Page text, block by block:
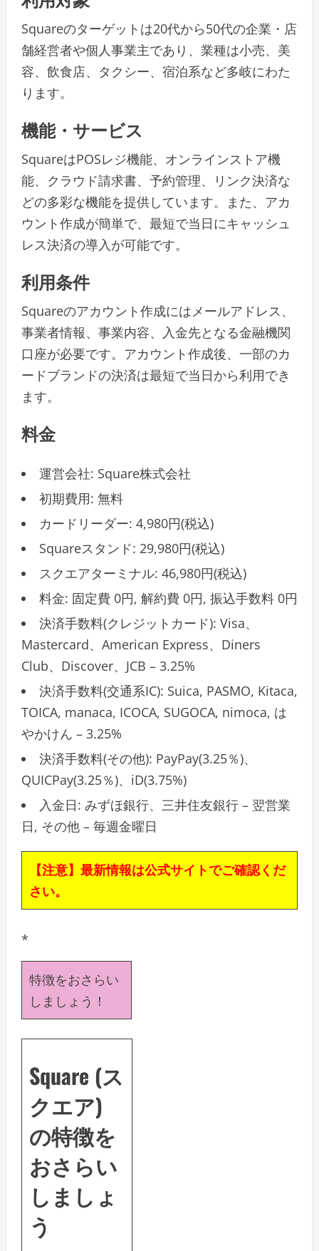
Squareのターゲットは20代から50代の企業・店
舗経営者や個人事業主であり、業種は小売、美
容、飲食店、タクシー、宿泊系など多岐にわた
ります。
機能・サービス
SquareはPOSレジ機能、オンラインストア機
能、クラウド請求書、予約管理、リンク決済な
どの多彩な機能を提供しています。また、アカ
ウント作成が簡単で、最短で当日にキャッシュ
レス決済の導入が可能です。
利用条件
Squareのアカウント作成にはメールアドレス、
事業者情報、事業内容、入金先となる金融機関
口座が必要です。アカウント作成後、一部のカ
ードブランドの決済は最短で当日から利用でき
ます。
料金
運営会社: Square株式会社
初期費用: 無料
カードリーダー: 4,980円(税込)
Squareスタンド: 29,980円(税込)
スクエアターミナル: 46,980円(税込)
料金: 固定費 0円, 解約費 0円, 振込手数料 0円
決済手数料(クレジットカード): Visa、
Mastercard、American Express、Diners
Club、Discover、JCB – 3.25%
決済手数料(交通系IC): Suica, PASMO, Kitaca,
TOICA, manaca, ICOCA, SUGOCA, nimoca, は
やかけん – 3.25%
決済手数料(その他): PayPay(3.25％)、
QUICPay(3.25％)、iD(3.75%)
入金日: みずほ銀行、三井住友銀行 – 翌営業
日, その他 – 毎週金曜日
【注意】最新情報は公式サイトでご確認くだ
さい。
*
特徴をおさらい
しましょう！
Square (ス
クエア)
の特徴を
おさらい
しましょ
う